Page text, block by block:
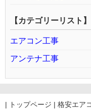
【カテゴリーリスト】
エアコン工事
アンテナ工事
| トップページ | 格安エア